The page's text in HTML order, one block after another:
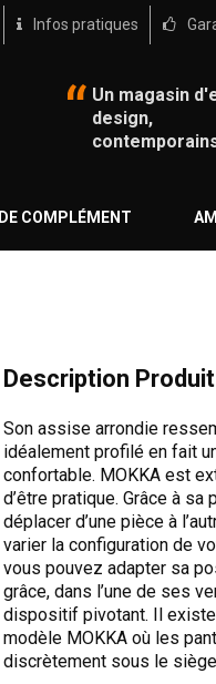
Infos pratiques
Un magasin
design,
COMPLÉMENT
Description Produit
Son assise arrondie
idéalement profilé en fait
confortable. MOKKA est
d’être pratique. Grâce à
déplacer d’une pièce à
varier la configuration de
vous pouvez adapter sa
grâce, dans l’une de ses
dispositif pivotant. Il
modèle MOKKA où les
discrètement sous le